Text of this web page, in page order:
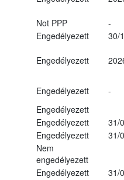
Not PPP
-
Engedélyezett
30/
Engedélyezett
Engedélyezett
-
Engedélyezett
Engedélyezett
31/
Engedélyezett
31/
Nem
engedélyezett
Engedélyezett
31/